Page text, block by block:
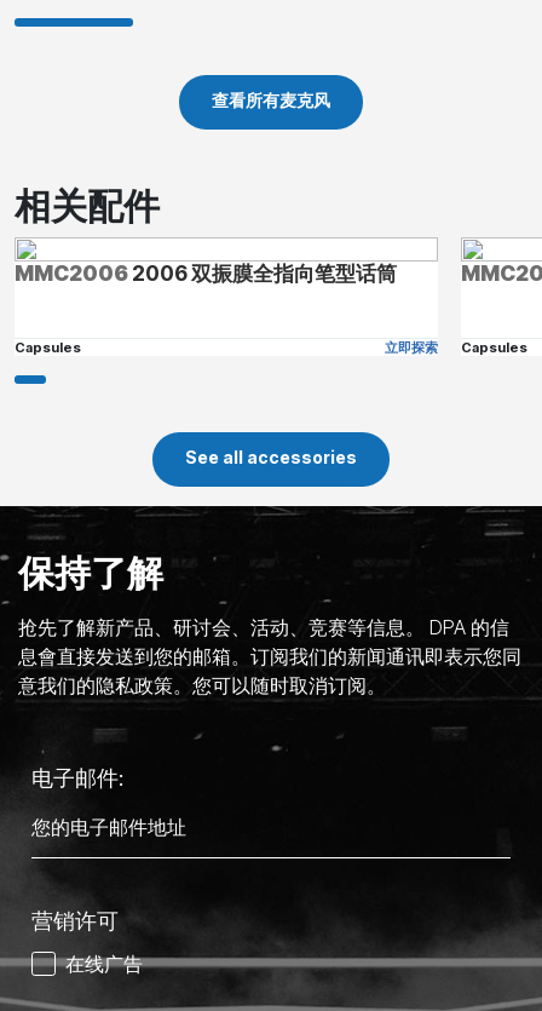
查看所有麦克风
相关配件
MMC20062006 双振膜全指向笔型话筒
Capsules 立即探索 Capsules
See all accessories
保持了解
抢先了解新产品、研讨会、活动、竞赛等信息。 DPA 的信
息會直接发送到您的邮箱。订阅我们的新闻通讯即表示您同
意我们的隐私政策。您可以随时取消订阅。
电子邮件:
营销许可
在线广告